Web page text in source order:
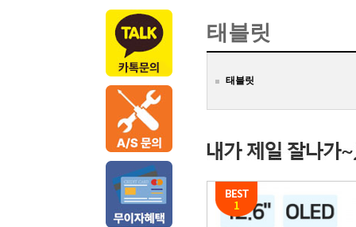
태블릿
태블릿